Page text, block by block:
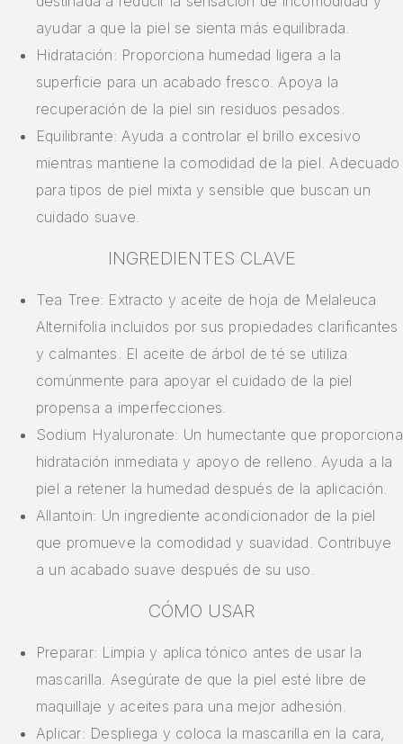
ayudar a que la piel se sienta más equilibrada.
Hidratación: Proporciona humedad ligera a la
superficie para un acabado fresco. Apoya la
recuperación de la piel sin residuos pesados.
Equilibrante: Ayuda a controlar el brillo excesivo
mientras mantiene la comodidad de la piel. Adecuado
para tipos de piel mixta y sensible que buscan un
cuidado suave.
INGREDIENTES CLAVE
Tea Tree: Extracto y aceite de hoja de Melaleuca
Alternifolia incluidos por sus propiedades clarificantes
y calmantes. El aceite de árbol de té se utiliza
comúnmente para apoyar el cuidado de la piel
propensa a imperfecciones.
Sodium Hyaluronate: Un humectante que proporciona
hidratación inmediata y apoyo de relleno. Ayuda a la
piel a retener la humedad después de la aplicación.
Allantoin: Un ingrediente acondicionador de la piel
que promueve la comodidad y suavidad. Contribuye
a un acabado suave después de su uso.
CÓMO USAR
Preparar: Limpia y aplica tónico antes de usar la
mascarilla. Asegúrate de que la piel esté libre de
maquillaje y aceites para una mejor adhesión.
Aplicar: Despliega y coloca la mascarilla en la cara,